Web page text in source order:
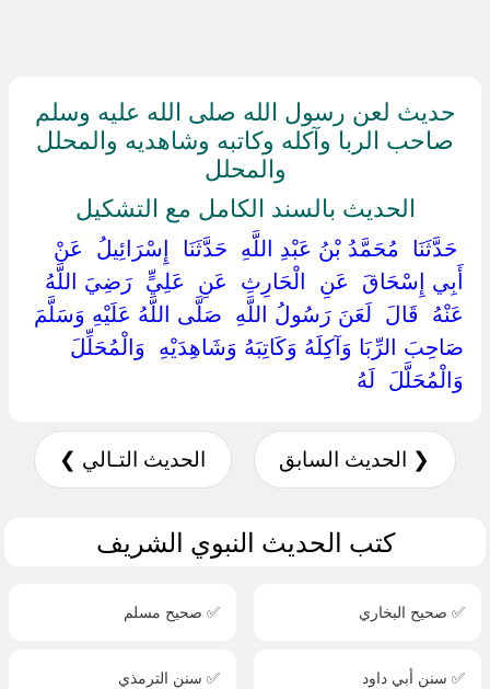
حديث لعن رسول الله صلى الله عليه وسلم
صاحب الربا وآكله وكاتبه وشاهديه والمحلل
والمحلل
الحديث بالسند الكامل مع التشكيل
‏ ‏حَدَّثَنَا ‏ ‏مُحَمَّدُ بْنُ عَبْدِ اللَّهِ ‏ ‏حَدَّثَنَا ‏ ‏إِسْرَائِيلُ ‏ ‏عَنْ ‏
‏أَبِي إِسْحَاقَ ‏ ‏عَنِ ‏ ‏الْحَارِثِ ‏ ‏عَنِ ‏ ‏عَلِيٍّ ‏ ‏رَضِيَ اللَّهُ
عَنْهُ ‏ ‏قَالَ ‏ ‏لَعَنَ رَسُولُ اللَّهِ ‏ ‏صَلَّى اللَّهُ عَلَيْهِ وَسَلَّمَ ‏
‏صَاحِبَ الرِّبَا وَآكِلَهُ وَكَاتِبَهُ وَشَاهِدَيْهِ ‏ ‏وَالْمُحَلِّلَ ‏
‏وَالْمُحَلَّلَ ‏ ‏لَهُ ‏
❮ الحديث السابق الحديث التـالي ❯
كتب الحديث النبوي الشريف
✅ صحيح البخاري ✅ صحيح مسلم
✅ سنن أبي داود ✅ سنن الترمذي